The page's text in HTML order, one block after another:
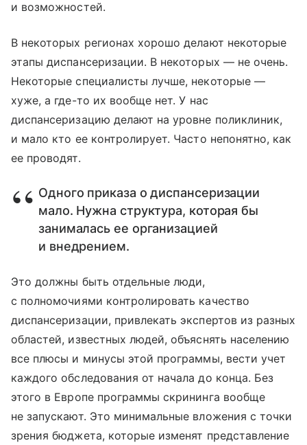
и возможностей.
В некоторых регионах хорошо делают некоторые
этапы диспансеризации. В некоторых — не очень.
Некоторые специалисты лучше, некоторые —
хуже, а где-то их вообще нет. У нас
диспансеризацию делают на уровне поликлиник,
и мало кто ее контролирует. Часто непонятно, как
ее проводят.
Одного приказа о диспансеризации
мало. Нужна структура, которая бы
занималась ее организацией
и внедрением.
Это должны быть отдельные люди,
с полномочиями контролировать качество
диспансеризации, привлекать экспертов из разных
областей, известных людей, объяснять населению
все плюсы и минусы этой программы, вести учет
каждого обследования от начала до конца. Без
этого в Европе программы скрининга вообще
не запускают. Это минимальные вложения с точки
зрения бюджета, которые изменят представление